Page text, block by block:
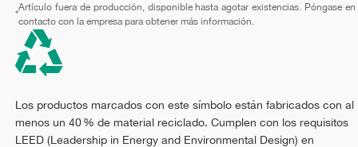
*
Artículo fuera de producción, disponible hasta agotar existencias. Póngase en
contacto con la empresa para obtener más información.
Los productos marcados con este símbolo están fabricados con al
menos un 40 % de material reciclado. Cumplen con los requisitos
LEED (Leadership in Energy and Environmental Design) en